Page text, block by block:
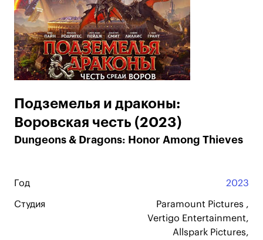
Подземелья и драконы:
Воровская честь (2023)
Dungeons & Dragons: Honor Among Thieves
Год 2023
Студия
Paramount Pictures ,
Vertigo Entertainment,
Allspark Pictures,